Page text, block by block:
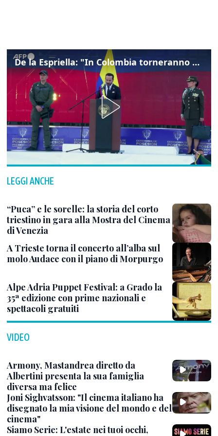
De la Espriella: "In Colombia torneranno ordine, autorità e libertà"
LEGGI ANCHE
“Puca” e le sorelle: la storia del corto
triestino in gara alla Mostra del Cinema
di Venezia
A Trieste torna il concerto all’alba sul
molo Audace con il piano di Morpurgo
Alpe Adria Puppet Festival: a Grado la
35ª edizione con prime nazionali e
spettacoli gratuiti
VIDEO
Armony, Mastandrea diretto da
Albertini presenta la sua famiglia
diversa ma felice
Joni Sighvatsson: "Il cinema italiano ha
disegnato la mia visione del mondo e del
cinema"
Siamo Serie: L'estate nei tuoi occhi,